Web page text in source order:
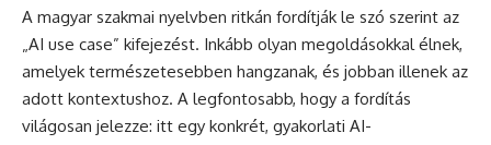
A magyar szakmai nyelvben ritkán fordítják le szó szerint az
„AI use case” kifejezést. Inkább olyan megoldásokkal élnek,
amelyek természetesebben hangzanak, és jobban illenek az
adott kontextushoz. A legfontosabb, hogy a fordítás
világosan jelezze: itt egy konkrét, gyakorlati AI-